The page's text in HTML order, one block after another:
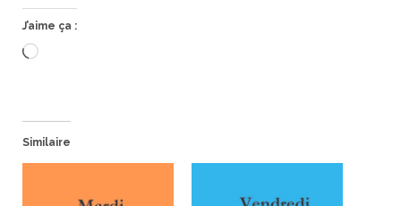
J’aime ça :
Chargement…
Similaire